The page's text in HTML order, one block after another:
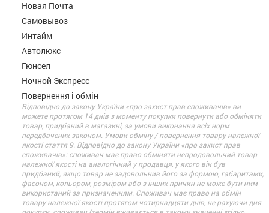
Новая Почта
Самовывоз
Интайм
Автолюкс
Гюнсел
Ночной Экспресс
Повернення і обмін
Відповідно до закону України «про захист прав споживачів» ви
можете протягом 14 днів з моменту покупки повернути або обміняти
товар, придбаний в магазині, за умови виконання всіх норм
передбачених законом. Умови обміну / повернення товару належної
якості стаття 9. Відповідно до закону України «про захист прав
споживачів»: споживач має право обміняти непродовольчий товар
належної якості на аналогічний у продавця, у якого він був
придбаний, якщо товар не задовольнив його за формою, габаритами,
фасоном, кольором, розміром або з інших причин не може бути ним
використаний за призначенням. Споживач має право на обмін
товару належної якості протягом чотирнадцяти днів, не рахуючи дня